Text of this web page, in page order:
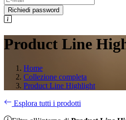
Richiedi password
Product Line
Home
Collezione completa
Product Line Highlight
Esplora tutti i prodotti